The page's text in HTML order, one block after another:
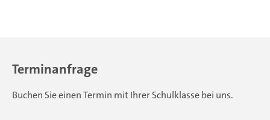
Terminanfrage
Buchen Sie einen Termin mit Ihrer Schulklasse bei uns.